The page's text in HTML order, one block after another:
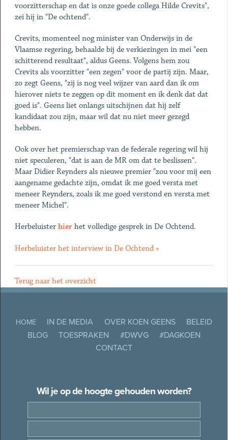
voorzitterschap en dat is onze goede collega Hilde Crevits",
zei hij in "De ochtend".
Crevits, momenteel nog minister van Onderwijs in de
Vlaamse regering, behaalde bij de verkiezingen in mei "een
schitterend resultaat", aldus Geens. Volgens hem zou
Crevits als voorzitter "een zegen" voor de partij zijn. Maar,
zo zegt Geens, "zij is nog veel wijzer van aard dan ik om
hierover niets te zeggen op dit moment en ik denk dat dat
goed is". Geens liet onlangs uitschijnen dat hij zelf
kandidaat zou zijn, maar wil dat nu niet meer gezegd
hebben.
Ook over het premierschap van de federale regering wil hij
niet speculeren, "dat is aan de MR om dat te beslissen".
Maar Didier Reynders als nieuwe premier "zou voor mij een
aangename gedachte zijn, omdat ik me goed versta met
meneer Reynders, zoals ik me goed verstond en versta met
meneer Michel".
Herbeluister hier het volledige gesprek in De Ochtend.
Herbeluister het interview in De Ochtend »
Terug naar het overzicht
HOME IN DE MEDIA OVER KOEN GEENS
BELEID
BLOG
TOESPRAKEN #DWVG
#DAGKOEN
CONTACT
Wil je op de hoogte gehouden worden?